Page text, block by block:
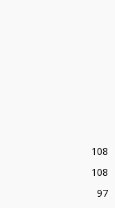
108
108
97